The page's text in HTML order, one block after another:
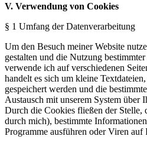
V. Verwendung von Cookies
§ 1 Umfang der Datenverarbeitung
Um den Besuch meiner Website
gestalten und die Nutzung
verwende ich auf verschiedenen
handelt es sich um kleine
gespeichert werden und die
Austausch mit unserem System über
Durch die Cookies fließen der Stelle,
durch mich), bestimmte
Programme ausführen oder Viren auf